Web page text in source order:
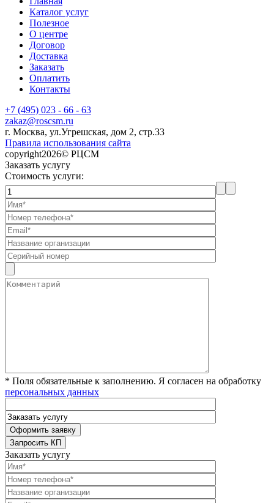
Каталог услуг
Полезное
О центре
Договор
Доставка
Заказать
Оплатить
Контакты
+7 (495) 023 - 66 - 63
zakaz@roscsm.ru
г. Москва, ул.Угрешская, дом 2, стр.33
Правила использования сайта
copyright2026© РЦСМ
Заказать услугу
Стоимость услуги:
* Поля обязательные к заполнению. Я согласен на обработку
персональных данных
Заказать услугу